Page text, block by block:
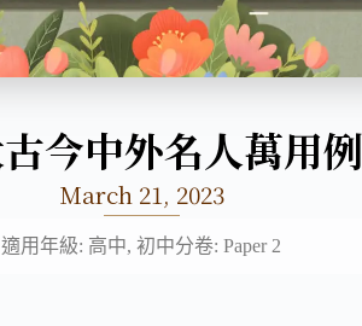
今中外名人萬用
March 21, 2023
適用年級: 高中, 初中分卷: Paper 2